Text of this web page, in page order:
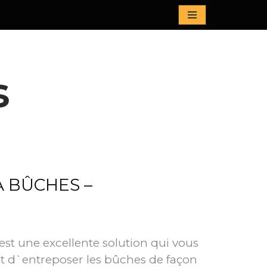
BÛCHES –
une excellente solution qui vous
d`entreposer les bûches de façon